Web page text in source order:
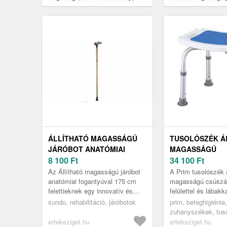
40x40cm
gumilábbal, 226kg
ÁLLÍTHATÓ MAGASSÁGÚ
JÁRÓBOT ANATÓMIAI
FOGANTYÚVAL 175CM
FELETTIEKNEK, BAL,
BARNA
8 100 Ft
Az Állítható magasságú járóbot
anatómiai fogantyúval 175 cm
felettieknek egy innovatív és
praktikus megoldás azok
biztonsá...
sundo, rehabilitáció, járóbotok
erteksziget.hu
TUSOLÓSZÉK
MAGASSÁGÚ
CSÚSZÁSMENTES
FELÜLETTEL ÉS
LÁBAKKAL,
34 100 Ft
A Prim tusolószék
magasságú
felülettel és
a tisztálkodást
akiknek a
prim, beteghigiénia,
zuhanyszékek,
erteksziget.hu